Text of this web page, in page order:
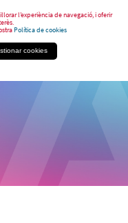
l’experiència de navegació, i oferir
Política de cookies
cookies